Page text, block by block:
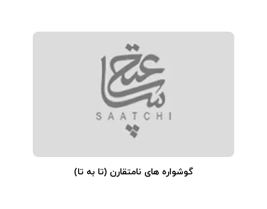
گوشواره های نامتقارن (تا به تا)